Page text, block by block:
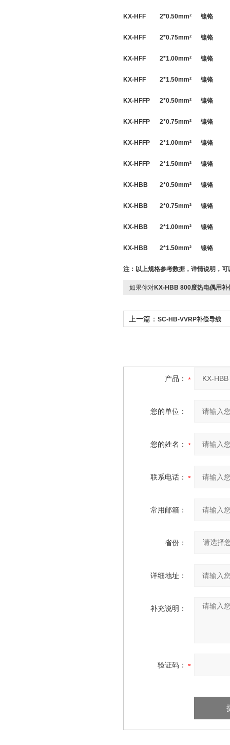
KX-HFF 2*0.50mm² 镍铬
KX-HFF 2*0.75mm² 镍铬
KX-HFF 2*1.00mm² 镍铬
KX-HFF 2*1.50mm² 镍铬
KX-HFFP 2*0.50mm² 镍铬
KX-HFFP 2*0.75mm² 镍铬
KX-HFFP 2*1.00mm² 镍铬
KX-HFFP 2*1.50mm² 镍铬
KX-HBB 2*0.50mm² 镍铬
KX-HBB 2*0.75mm² 镍铬
KX-HBB 2*1.00mm² 镍铬
KX-HBB 2*1.50mm² 镍铬
注：以上规格参考数据，详情说明，可
如果你对KX-HBB 800度热电偶用
上一篇： SC-HB-VVRP补偿导线
产品：
您的单位：
您的姓名：
联系电话：
常用邮箱：
省份：
详细地址：
补充说明：
验证码：